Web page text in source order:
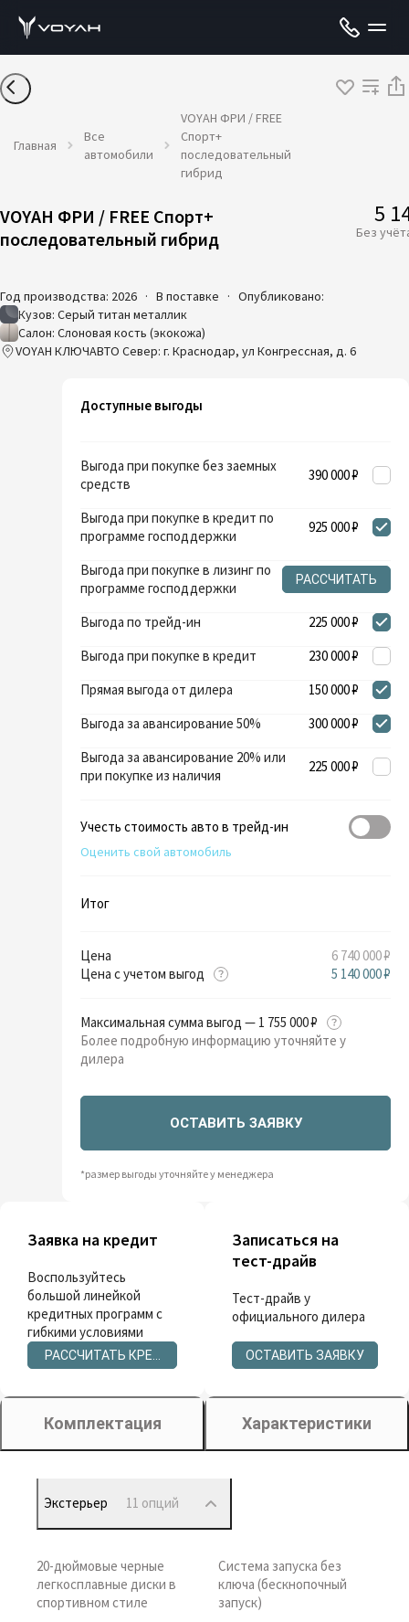
Главная
Все
автомобили
VOYAH ФРИ / FREE
Спорт+
последовательный
гибрид
VOYAH ФРИ / FREE Спорт+
последовательный гибрид
Год производства: 2026 · В поставке · Опубликовано:
Кузов: Серый титан металлик
Салон: Слоновая кость (экокожа)
VOYAH КЛЮЧАВТО Север: г. Краснодар, ул Конгрессная, д. 6
5
Без
Доступные выгоды
Выгода при покупке без заемных
средств
390 000 ₽
Выгода при покупке в кредит по
программе господдержки
925 000 ₽
Выгода при покупке в лизинг по
программе господдержки
РАССЧИТАТЬ
Выгода по трейд-ин
225 000 ₽
Выгода при покупке в кредит
230 000 ₽
Прямая выгода от дилера
150 000 ₽
Выгода за авансирование 50%
300 000 ₽
Выгода за авансирование 20% или
при покупке из наличия
225 000 ₽
Учесть стоимость авто в трейд-ин
Оценить свой автомобиль
Итог
Цена
6 740 000 ₽
Цена с учетом выгод
5 140 000 ₽
Максимальная сумма выгод — 1 755 000 ₽
Более подробную информацию уточняйте у
дилера
ОСТАВИТЬ ЗАЯВКУ
*размер выгоды уточняйте у менеджера
Заявка на кредит
Воспользуйтесь
большой линейкой
кредитных программ с
гибкими условиями
РАССЧИТАТЬ КРЕДИТ
Записаться на
тест-драйв
Тест-драйв у
официального дилера
ОСТАВИТЬ ЗАЯВКУ
Комплектация Характеристики
Экстерьер 11 опций
20-дюймовые черные
легкосплавные диски в
спортивном стиле
Система запуска без
ключа (бескнопочный
запуск)